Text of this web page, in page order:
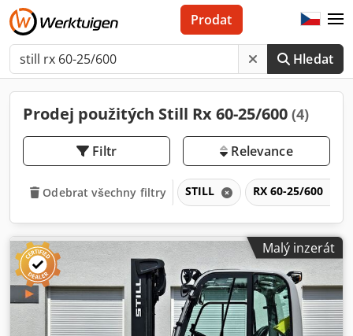
Hledat
Prodat
Prodej použitých Still Rx 60-25/600 (4)
Filtr Relevance
Odebrat všechny filtry STILL RX 60-25/600
Malý inzerát